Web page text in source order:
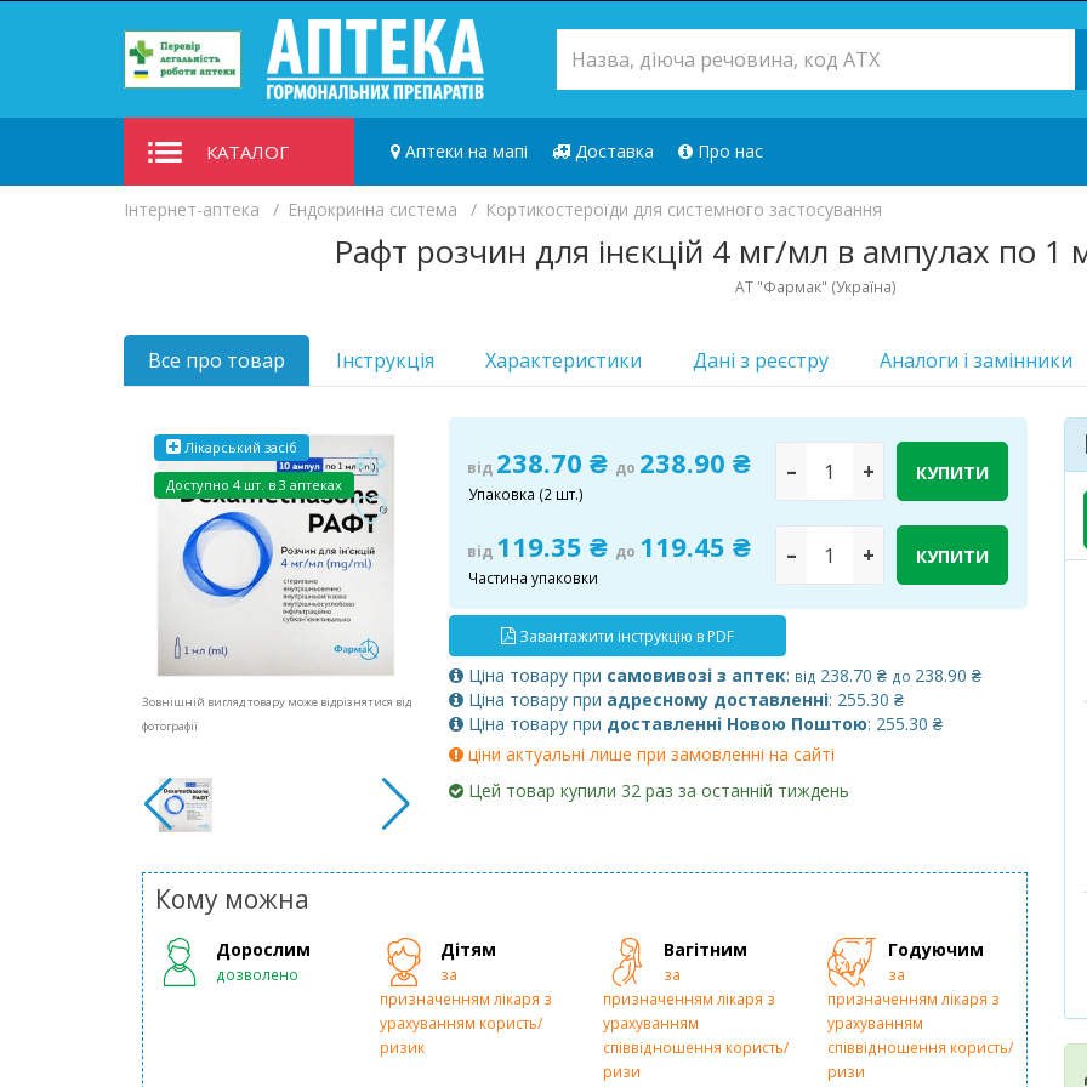
КАТАЛОГ Аптеки на мапі Доставка Про нас
Iнтернет-аптека Ендокринна система Кортикостероїди для системного застосування
Рафт розчин для інєкцій 4 мг/мл в ампулах по 1
АТ "Фармак" (Україна)
Все про товар Інструкція Характеристики Дані з реєстру Аналоги i замінники
Лікарський засіб
Доступно 4 шт. в 3 аптеках
Зовнішній вигляд товару може відрізнятися від
фотографії
від 238.70 ₴ до 238.90 ₴ – + КУПИТИ
Упаковка (2 шт.)
від 119.35 ₴ до 119.45 ₴ – + КУПИТИ
Частина упаковки
Завантажити інструкцію в PDF
Ціна товару при самовивозі з аптек: від 238.70 ₴ до 238.90 ₴
Ціна товару при адресному доставленні: 255.30 ₴
Ціна товару при доставленні Новою Поштою: 255.30 ₴
ціни актуальні лише при замовленні на сайті
Цей товар купили 32 раз за останній тиждень
Кому можна
Дорослим
дозволено
Дітям
за
призначенням лікаря з
урахуванням користь/
ризик
Вагітним
за
призначенням лікаря з
урахуванням
співвідношення користь/
ризи
Годуючим
за
призначенням лікаря з
урахуванням
співвідношення користь/
ризи